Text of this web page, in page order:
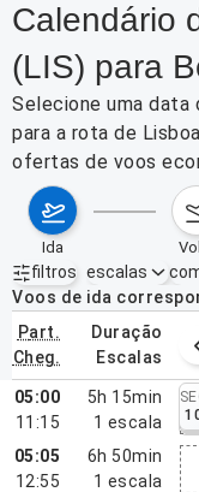
Calendário
(LIS) para
Selecione uma data
para a rota de
ofertas de voos
ida
filtros
Filtros ativos
escalas
Voos de ida
part.
cheg.
duração
escalas
agosto de 2026
05:00
11:15
5h 15min
1 escala
05:05
12:55
6h 50min
1 escala